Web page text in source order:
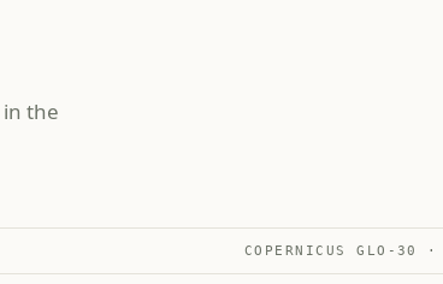
the
COPERNICUS GLO-30